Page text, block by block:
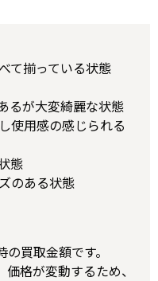
て揃っている状態
るが大変綺麗な状態
使用感の感じられる
態
のある状態
買取金額です。
格が変動するため、